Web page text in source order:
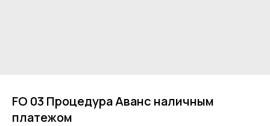
FO 03 Процедура Аванс наличным
платежом